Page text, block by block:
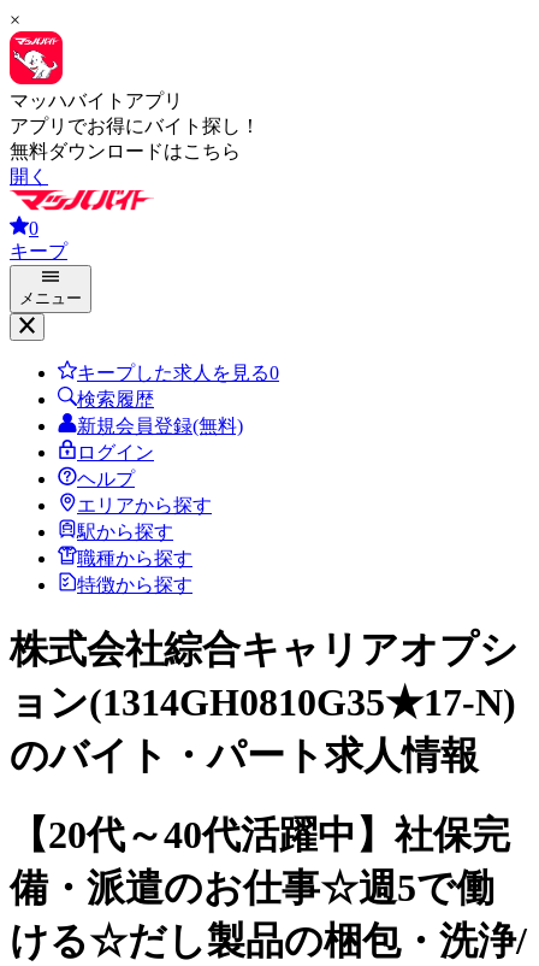
×
マッハバイトアプリ
アプリでお得にバイト探し！
無料ダウンロードはこちら
開く
0
キープ
メニュー
キープした求人を見る0
検索履歴
新規会員登録(無料)
ログイン
ヘルプ
エリアから探す
駅から探す
職種から探す
特徴から探す
株式会社綜合キャリアオプシ
ョン(1314GH0810G35★17-N)
のバイト・パート求人情報
【20代～40代活躍中】社保完
備・派遣のお仕事☆週5で働
ける☆だし製品の梱包・洗浄/